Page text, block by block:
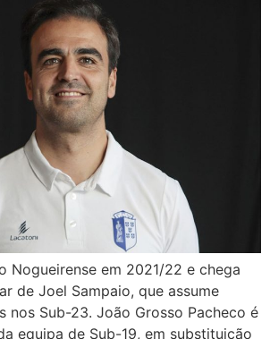
Nogueirense em 2021/22 e chega
de Joel Sampaio, que assume
nos Sub-23. João Grosso Pacheco é
equipa de Sub-19, em substituição